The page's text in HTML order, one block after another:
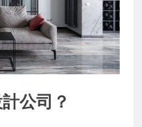
公司？